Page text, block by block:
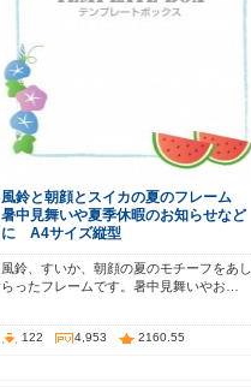
風鈴と朝顔とスイカの夏のフレーム
暑中見舞いや夏季休暇のお知らせなど
に A4サイズ縦型
風鈴、すいか、朝顔の夏のモチーフをあし
らったフレームです。暑中見舞いやお…
122 4,953 2160.55